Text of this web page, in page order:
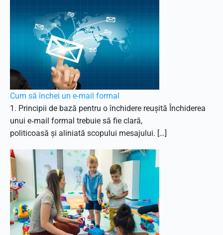
Cum să închei un e-mail formal
1. Principii de bază pentru o închidere reușită Închiderea
unui e‑mail formal trebuie să fie clară,
politicoasă și aliniată scopului mesajului. […]